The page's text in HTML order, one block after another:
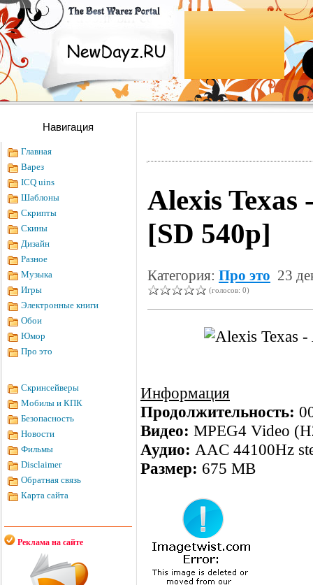
Навигация
Главная
Варез
ICQ uins
Шаблоны
Скрипты
Скины
Дизайн
Разное
Музыка
Игры
Электронные книги
Обои
Юмор
Про это
Скринсейверы
Мобилы и КПК
Безопасность
Новости
Фильмы
Disclaimer
Обратная связь
Карта сайта
Реклама на сайте
Alexis Texas
[SD 540p]
Категория: Про это 23
(голосов: 0)
Информация
Продолжительность:
Видео: MPEG4 Video
Аудио: AAC 44100Hz
Размер: 675 MB